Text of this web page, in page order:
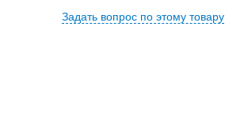
Задать вопрос по этому товару